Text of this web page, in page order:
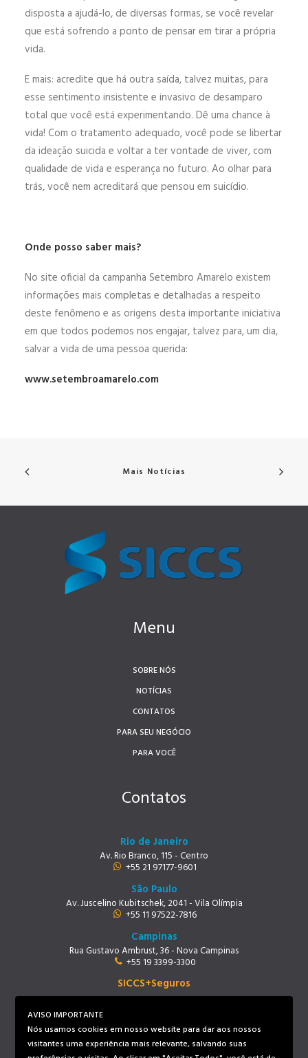
disposta a ajudá-lo, de diversas formas, se você revelar
que está sofrendo a ponto de pensar em tirar a própria
vida.
E mais: acredite que há outra saída, talvez muitas, para
esse sentimento insistente e invasivo de desamparo
total que você está experimentando. Dê uma chance à
vida! Com o tratamento adequado, você pode se libertar
da ideação suicida e voltar a ter vontade de viver, com
qualidade de vida e esperança no futuro. Ao olhar para
trás, você nem acreditará que pensou em suicídio.
Onde posso saber mais?
No site oficial da campanha Setembro Amarelo existem
informações mais completas e detalhadas a respeito
deste fenômeno e as origens desta importante iniciativa
em que todos podemos nos engajar, talvez para, um dia,
salvar a vida de uma pessoa querida:
www.setembroamarelo.com
Mais Notícias
Menu
SOBRE NÓS
NOTÍCIAS
CONTATOS
PARA SEU NEGÓCIO
PARA VOCÊ
Contatos
Rio de Janeiro
Av. Rio Branco, 115 - Centro
+55 21 97177-9601
São Paulo
Av. Juscelino Kubitschek, 2041 - Vila Olímpia
+55 11 97522-7816
Campinas
Rua Gustavo Ambrust, 36 - Nova Campinas
+55 19 3399-3300
SICCS+Seguros
Rio de Janeiro
Av. Rio Branco, 115 - Centro
+55 21 97219-9678
AVISO IMPORTANTE
Nós usamos cookies em nosso website para dar aos nossos
visitantes uma experiência mais relevante, salvando suas